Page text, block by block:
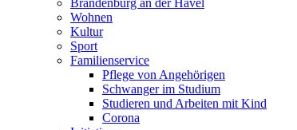
Brandenburg an der Havel
Wohnen
Kultur
Sport
Familienservice
Pflege von Angehörigen
Schwanger im Studium
Studieren und Arbeiten mit Kind
Corona